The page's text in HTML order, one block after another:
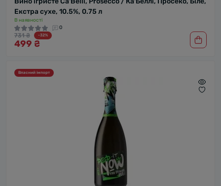
Екстра сухе, 10.5%, 0.75 л
В наявності
0
731 ₴ -32%
499 ₴
Власний імпорт